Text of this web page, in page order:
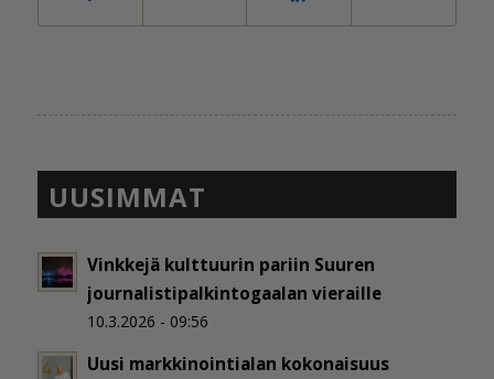
UUSIMMAT
Vinkkejä kulttuurin pariin Suuren
journalistipalkintogaalan vieraille
10.3.2026 - 09:56
Uusi markkinointialan kokonaisuus